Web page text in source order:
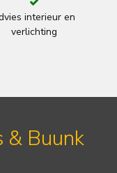
interieur en
verlichting
& Buunk